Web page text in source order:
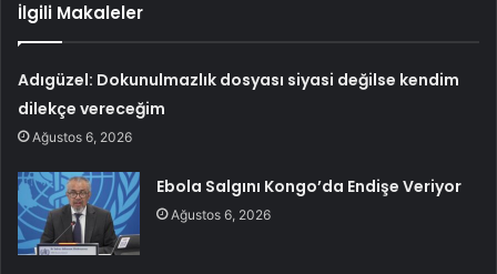
İlgili Makaleler
Adıgüzel: Dokunulmazlık dosyası siyasi değilse kendim
dilekçe vereceğim
Ağustos 6, 2026
Ebola Salgını Kongo’da Endişe Veriyor
Ağustos 6, 2026